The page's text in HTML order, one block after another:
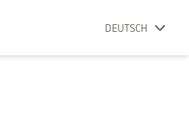
DEUTSCH